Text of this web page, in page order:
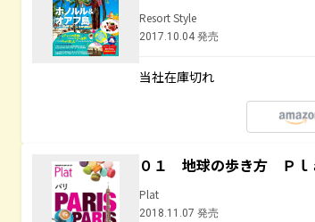
Resort Style
2017.10.04 発売
当社在庫切れ
０１ 地球の歩き方 Ｐ
Plat
2018.11.07 発売